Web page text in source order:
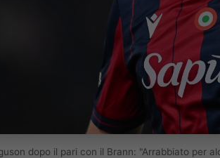
dopo il pari con il Brann: "Arrabbiato per